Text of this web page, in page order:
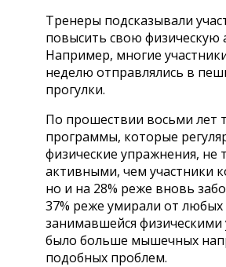
Тренеры подсказывали
повысить свою физическую
Например, многие
неделю отправлялись в
прогулки.
По прошествии восьми лет
программы, которые
физические упражнения, не
активными, чем участники
но и на 28% реже вновь
37% реже умирали от любых
занимавшейся
было больше мышечных
подобных проблем.